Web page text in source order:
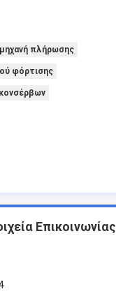
πλήρωσης
φόρτισης
Επικοινωνίας